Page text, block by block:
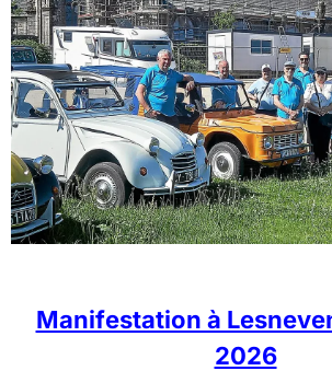
Manifestation à
2026